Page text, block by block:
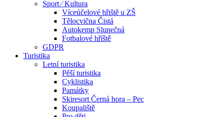
Sport ⁄ Kultura
Víceúčelové hřiště u ZŠ
Tělocvična Čistá
Autokemp Slunečná
Fotbalové hříště
GDPR
Turistika
Letní turistika
Pěší turistika
Cyklistika
Památky
Skiresort Černá hora – Pec
Koupaliště